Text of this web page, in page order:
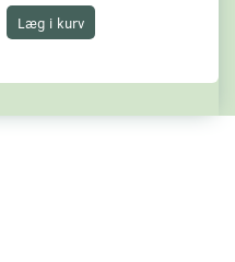
Læg i kurv